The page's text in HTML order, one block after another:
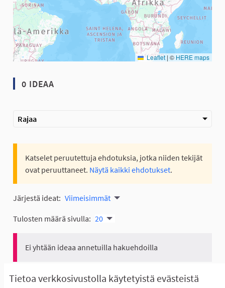
Tietoa verkkosivustolla käytetyistä evästeistä
Leaflet | © HERE maps
0 IDEAA
Rajaa
Katselet peruutettuja ehdotuksia, jotka niiden tekijät
ovat peruuttaneet. Näytä kaikki ehdotukset.
Järjestä ideat: Viimeisimmät
Tulosten määrä sivulla: 20
Ei yhtään ideaa annetuilla hakuehdoilla
Näytä kaikki ehdotukset